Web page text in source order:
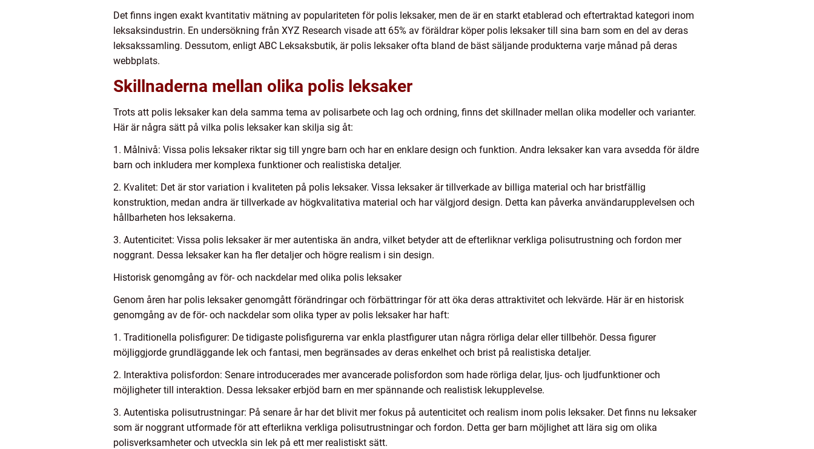
Det finns ingen exakt kvantitativ mätning av populariteten för polis leksaker, men de är en starkt etablerad och eftertraktad kategori inom
leksaksindustrin. En undersökning från XYZ Research visade att 65% av föräldrar köper polis leksaker till sina barn som en del av deras
leksakssamling. Dessutom, enligt ABC Leksaksbutik, är polis leksaker ofta bland de bäst säljande produkterna varje månad på deras
webbplats.
Skillnaderna mellan olika polis leksaker
Trots att polis leksaker kan dela samma tema av polisarbete och lag och ordning, finns det skillnader mellan olika modeller och varianter.
Här är några sätt på vilka polis leksaker kan skilja sig åt:
1. Målnivå: Vissa polis leksaker riktar sig till yngre barn och har en enklare design och funktion. Andra leksaker kan vara avsedda för äldre
barn och inkludera mer komplexa funktioner och realistiska detaljer.
2. Kvalitet: Det är stor variation i kvaliteten på polis leksaker. Vissa leksaker är tillverkade av billiga material och har bristfällig
konstruktion, medan andra är tillverkade av högkvalitativa material och har välgjord design. Detta kan påverka användarupplevelsen och
hållbarheten hos leksakerna.
3. Autenticitet: Vissa polis leksaker är mer autentiska än andra, vilket betyder att de efterliknar verkliga polisutrustning och fordon mer
noggrant. Dessa leksaker kan ha fler detaljer och högre realism i sin design.
Historisk genomgång av för- och nackdelar med olika polis leksaker
Genom åren har polis leksaker genomgått förändringar och förbättringar för att öka deras attraktivitet och lekvärde. Här är en historisk
genomgång av de för- och nackdelar som olika typer av polis leksaker har haft:
1. Traditionella polisfigurer: De tidigaste polisfigurerna var enkla plastfigurer utan några rörliga delar eller tillbehör. Dessa figurer
möjliggjorde grundläggande lek och fantasi, men begränsades av deras enkelhet och brist på realistiska detaljer.
2. Interaktiva polisfordon: Senare introducerades mer avancerade polisfordon som hade rörliga delar, ljus- och ljudfunktioner och
möjligheter till interaktion. Dessa leksaker erbjöd barn en mer spännande och realistisk lekupplevelse.
3. Autentiska polisutrustningar: På senare år har det blivit mer fokus på autenticitet och realism inom polis leksaker. Det finns nu leksaker
som är noggrant utformade för att efterlikna verkliga polisutrustningar och fordon. Detta ger barn möjlighet att lära sig om olika
polisverksamheter och utveckla sin lek på ett mer realistiskt sätt.